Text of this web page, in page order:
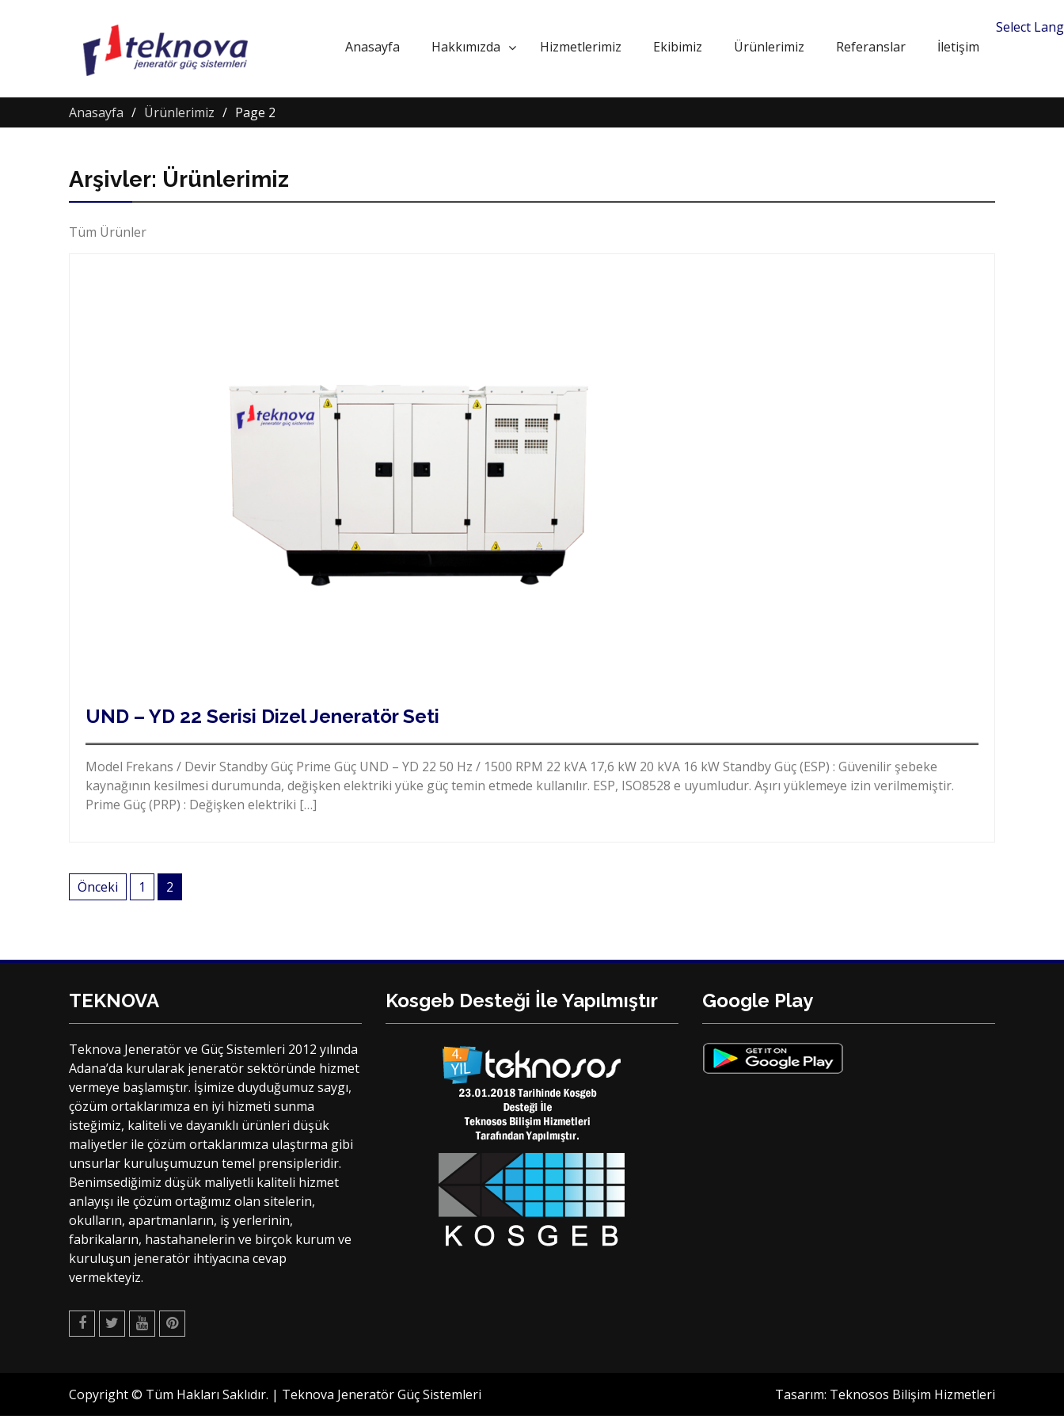
Anasayfa Hakkımızda Hizmetlerimiz Ekibimiz Ürünlerimiz Referanslar İletişim
Select
Anasayfa Ürünlerimiz Page 2
Arşivler: Ürünlerimiz
Tüm Ürünler
UND – YD 22 Serisi Dizel Jeneratör Seti
Model Frekans / Devir Standby Güç Prime Güç UND – YD 22 50 Hz / 1500 RPM 22 kVA 17,6 kW 20 kVA 16 kW Standby Güç (ESP) : Güvenilir şebeke
kaynağının kesilmesi durumunda, değişken elektriki yüke güç temin etmede kullanılır. ESP, ISO8528 e uyumludur. Aşırı yüklemeye izin verilmemiştir.
Prime Güç (PRP) : Değişken elektriki […]
Yazı
dolaşımı
Önceki 1 2
TEKNOVA
Teknova Jeneratör ve Güç Sistemleri 2012 yılında
Adana’da kurularak jeneratör sektöründe hizmet
vermeye başlamıştır. İşimize duyduğumuz saygı,
çözüm ortaklarımıza en iyi hizmeti sunma
isteğimiz, kaliteli ve dayanıklı ürünleri düşük
maliyetler ile çözüm ortaklarımıza ulaştırma gibi
unsurlar kuruluşumuzun temel prensipleridir.
Benimsediğimiz düşük maliyetli kaliteli hizmet
anlayışı ile çözüm ortağımız olan sitelerin,
okulların, apartmanların, iş yerlerinin,
fabrikaların, hastahanelerin ve birçok kurum ve
kuruluşun jeneratör ihtiyacına cevap
vermekteyiz.
Kosgeb Desteği İle Yapılmıştır Google Play
Copyright © Tüm Hakları Saklıdır. | Teknova Jeneratör Güç Sistemleri Tasarım: Teknosos Bilişim Hizmetleri